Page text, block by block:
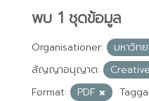
พบ 1 ชุดข้อมูล
Organisationer:
มหาวิท
สัญญาอนุญาต:
Format:
PDF